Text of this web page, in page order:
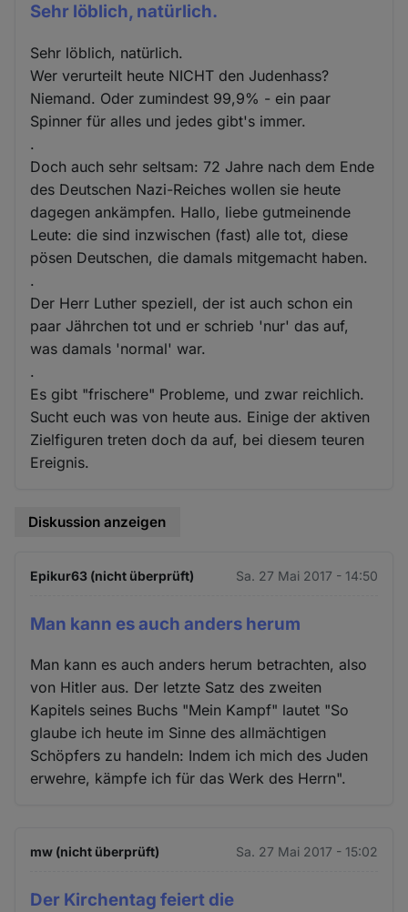
Sehr löblich, natürlich.
Sehr löblich, natürlich.
Wer verurteilt heute NICHT den Judenhass?
Niemand. Oder zumindest 99,9% - ein paar
Spinner für alles und jedes gibt's immer.
.
Doch auch sehr seltsam: 72 Jahre nach dem Ende
des Deutschen Nazi-Reiches wollen sie heute
dagegen ankämpfen. Hallo, liebe gutmeinende
Leute: die sind inzwischen (fast) alle tot, diese
pösen Deutschen, die damals mitgemacht haben.
.
Der Herr Luther speziell, der ist auch schon ein
paar Jährchen tot und er schrieb 'nur' das auf,
was damals 'normal' war.
.
Es gibt "frischere" Probleme, und zwar reichlich.
Sucht euch was von heute aus. Einige der aktiven
Zielfiguren treten doch da auf, bei diesem teuren
Ereignis.
Diskussion anzeigen
Epikur63 (nicht überprüft) Sa. 27 Mai 2017 - 14:50
Man kann es auch anders herum
Man kann es auch anders herum betrachten, also
von Hitler aus. Der letzte Satz des zweiten
Kapitels seines Buchs "Mein Kampf" lautet "So
glaube ich heute im Sinne des allmächtigen
Schöpfers zu handeln: Indem ich mich des Juden
erwehre, kämpfe ich für das Werk des Herrn".
mw (nicht überprüft) Sa. 27 Mai 2017 - 15:02
Der Kirchentag feiert die